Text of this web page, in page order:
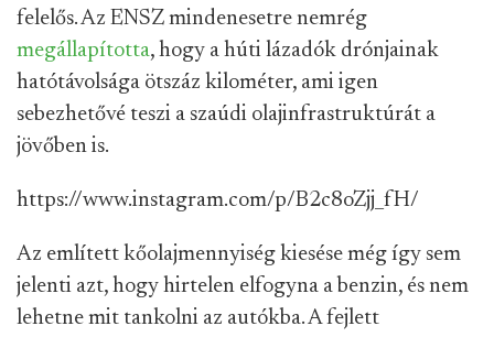
felelős. Az ENSZ mindenesetre nemrég
megállapította, hogy a húti lázadók drónjainak
hatótávolsága ötszáz kilométer, ami igen
sebezhetővé teszi a szaúdi olajinfrastruktúrát a
jövőben is.
https://www.instagram.com/p/B2c8oZjj_fH/
Az említett kőolajmennyiség kiesése még így sem
jelenti azt, hogy hirtelen elfogyna a benzin, és nem
lehetne mit tankolni az autókba. A fejlett